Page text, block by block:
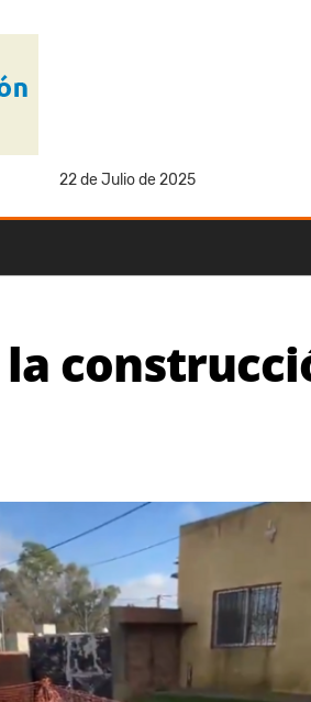
22 de Julio de 2025